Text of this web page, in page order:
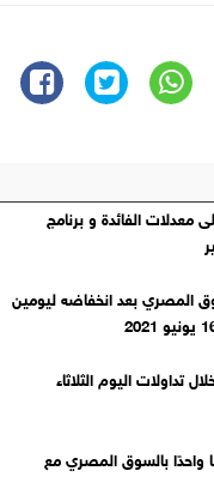
معدلات الفائدة و برنامج
المصري بعد انخفاضه ليومين
1865 دولار خلال تداولات اليوم الثلاثاء
واحدًا بالسوق المصري مع